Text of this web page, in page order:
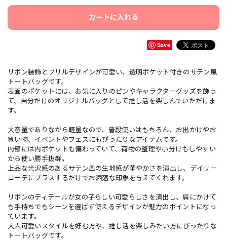
カートに入れる
Save
リボン装飾とフリルデザインが可愛い、透明ポケット付きのサテン風
トートバッグです。
表面のポケットには、お気に入りのピンやキャラクターグッズを飾っ
て、自分だけのオリジナルバッグとして推し活を楽しんでいただけま
す。
大容量でありながら軽量なので、普段使いはもちろん、お出かけやお
買い物、イベントやフェスにもぴったりなアイテムです。
内部には内ポケットも備わっていて、荷物の整理や小分けもしやすい
から使い勝手抜群。
上品な光沢感のあるサテン風の生地感が華やかさを演出し、デイリー
コーデにプラスするだけでお洒落な印象を与えてくれます。
リボンのディテールが女の子らしい可愛らしさを演出し、肩にかけて
も手持ちでもシーンを選ばず使えるデザインが魅力のポイントになっ
ています。
大人可愛いスタイルを好む方や、推し活を楽しみたい方にぴったりな
トートバッグです。